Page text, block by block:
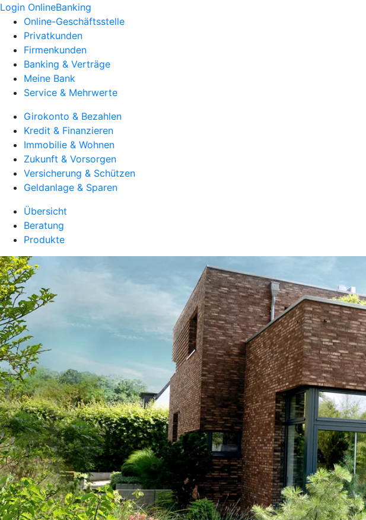
Login OnlineBanking
Online-Geschäftsstelle
Privatkunden
Firmenkunden
Banking & Verträge
Meine Bank
Service & Mehrwerte
Girokonto & Bezahlen
Kredit & Finanzieren
Immobilie & Wohnen
Zukunft & Vorsorgen
Versicherung & Schützen
Geldanlage & Sparen
Übersicht
Beratung
Produkte